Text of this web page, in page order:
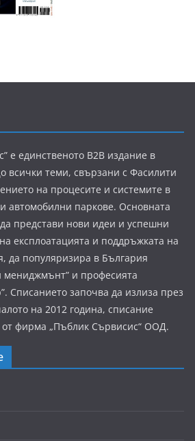
е единственото B2B издание в
всички теми, свързани с Фасилити
на процесите и системите в
автомобилни паркове. Основната
представи нови идеи и успешни
експлоатацията и поддръжката на
да популяризира в България
мениджмънт” и професията
Списанието започва да излиза през
на 2012 година, списание
от фирма „Пъблик Сървисис“ ООД.